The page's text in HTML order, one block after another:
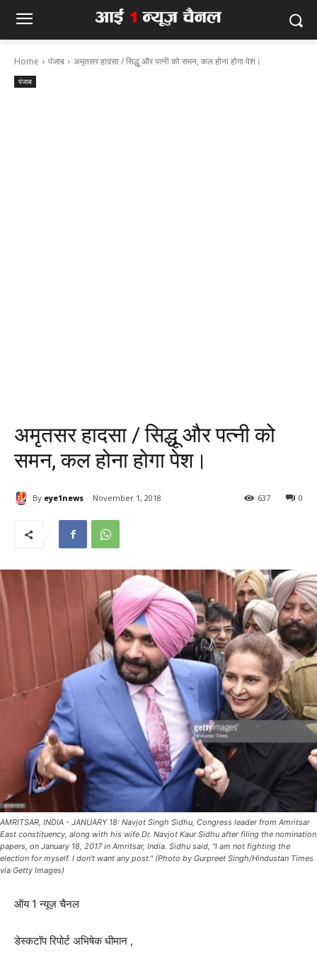
Home पंजाब अमृतसर हादसा / सिद्धू और पत्नी को समन, कल होना होगा पेश।
पंजाब
अमृतसर हादसा / सिद्धू और पत्नी को
समन, कल होना होगा पेश।
By eye1news November 1, 2018 0
637
AMRITSAR, INDIA - JANUARY 18: Navjot Singh Sidhu, Congress leader from Amritsar
East constituency, along with his wife Dr. Navjot Kaur Sidhu after filing the nomination
papers, on January 18, 2017 in Amritsar, India. Sidhu said, "I am not fighting the
election for myself. I don't want any post." (Photo by Gurpreet Singh/Hindustan Times
via Getty Images)
ऑय 1 न्यूज़ चैनल
डेस्कटॉप रिपोर्ट अभिषेक धीमान ,